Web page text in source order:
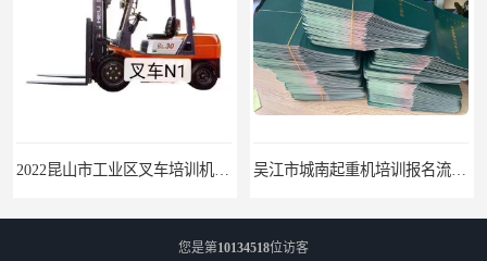
您是第10134518位访客